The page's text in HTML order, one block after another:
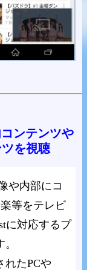
ンテンツや
を視聴
や内部にコ
等をテレビ
に対応するプ
れたPCや